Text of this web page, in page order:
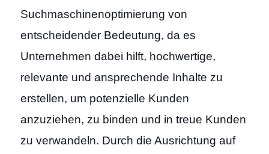
Suchmaschinenoptimierung von
entscheidender Bedeutung, da es
Unternehmen dabei hilft, hochwertige,
relevante und ansprechende Inhalte zu
erstellen, um potenzielle Kunden
anzuziehen, zu binden und in treue Kunden
zu verwandeln. Durch die Ausrichtung auf